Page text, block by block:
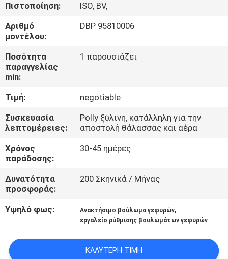
ΠΟΙΟΤΙΚΌΣ
ΈΛΕΓΧΟΣ
ΜΑΣ
ΣΕ
ΕΠΑΦΉ
ΕΙΔΉΣΕΙΣ
ΠΕΡΙΠΤΏΣΕΙΣ
SITEMAP
Πιστοποίηση:
ISO, BV,
Αριθμό
μοντέλου:
DBP 95810006
Ποσότητα
παραγγελίας
min:
1 παρουσιάζει
Τιμή:
negotiable
Συσκευασία
λεπτομέρειες:
Polly ξύλινη, κατάλληλη για την
αποστολή θάλασσας και αέρα
Χρόνος
παράδοσης:
30-45 ημέρες
Δυνατότητα
προσφοράς:
200 Σκηνικά / Μήνας
Υψηλό φως: Ανακτήσιμο βούλωμα γεφυρών,
εργαλείο ρύθμισης βουλωμάτων γεφυρών
ΚΑΛΎΤΕΡΗ ΤΙΜΉ